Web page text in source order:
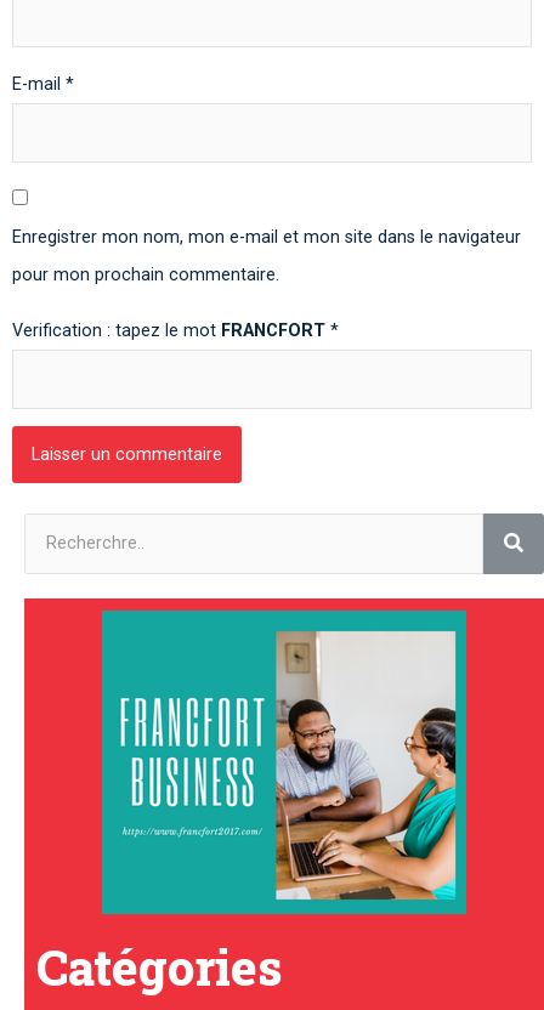
E-mail *
Enregistrer mon nom, mon e-mail et mon site dans le navigateur
pour mon prochain commentaire.
Verification : tapez le mot FRANCFORT *
Catégories